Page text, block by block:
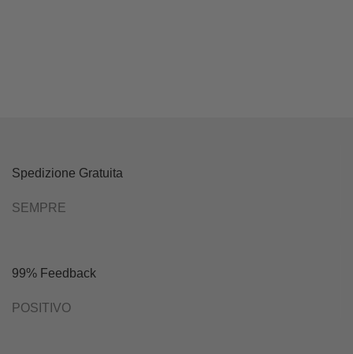
Spedizione Gratuita
SEMPRE
99% Feedback
POSITIVO